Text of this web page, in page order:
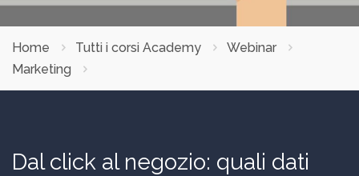
Home Tutti i corsi Academy
Webinar
Marketing
Dal click al negozio: quali dati